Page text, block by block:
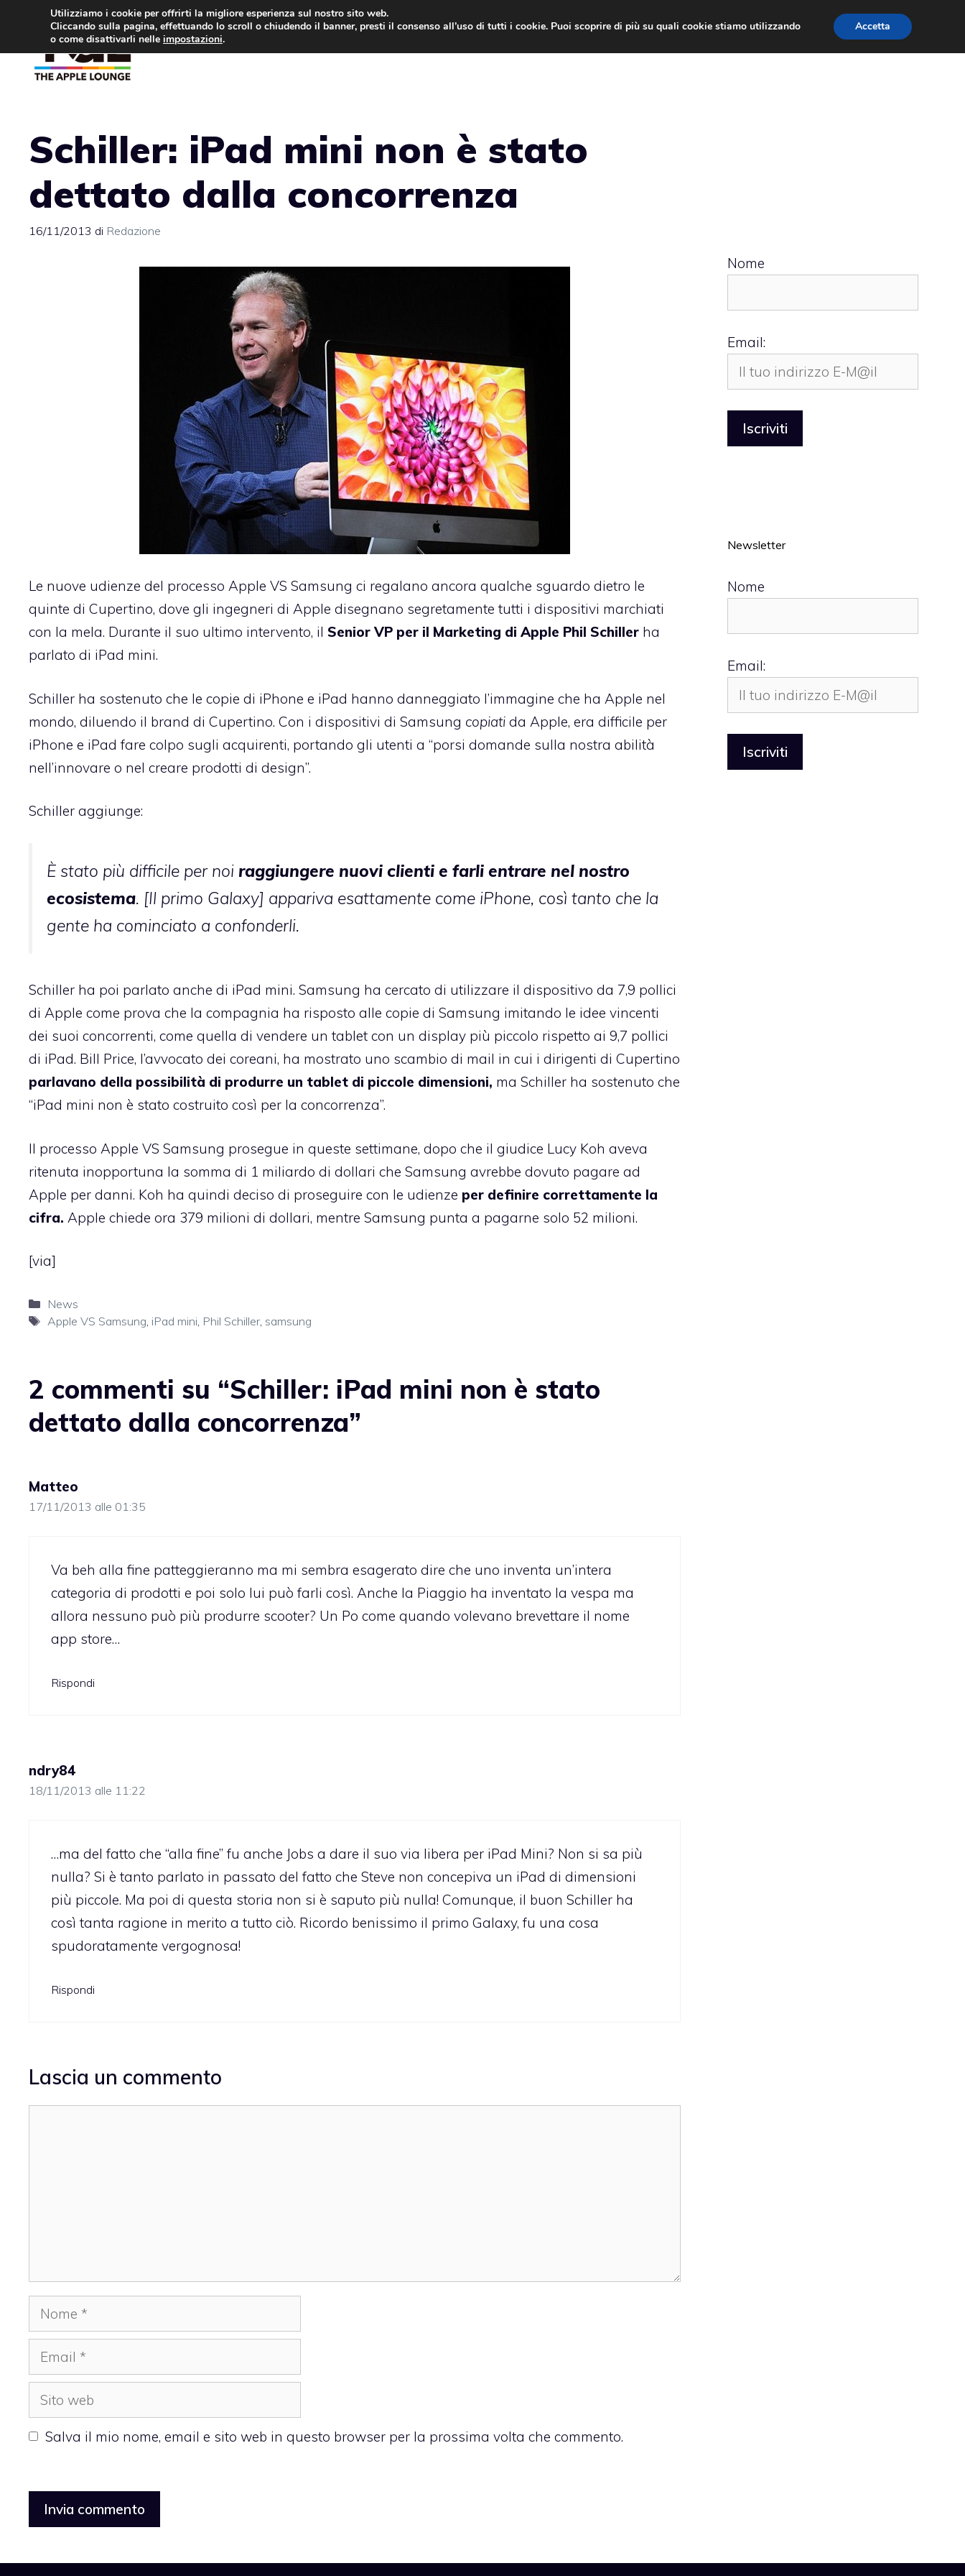
contenuto
Schiller: iPad mini non è stato
dettato dalla concorrenza
16/11/2013 di Redazione
Le nuove udienze del processo Apple VS Samsung ci regalano ancora qualche sguardo dietro le
quinte di Cupertino, dove gli ingegneri di Apple disegnano segretamente tutti i dispositivi marchiati
con la mela. Durante il suo ultimo intervento, il Senior VP per il Marketing di Apple Phil Schiller ha
parlato di iPad mini.
Schiller ha sostenuto che le copie di iPhone e iPad hanno danneggiato l’immagine che ha Apple nel
mondo, diluendo il brand di Cupertino. Con i dispositivi di Samsung copiati da Apple, era difficile per
iPhone e iPad fare colpo sugli acquirenti, portando gli utenti a “porsi domande sulla nostra abilità
nell’innovare o nel creare prodotti di design”.
Schiller aggiunge:
È stato più difficile per noi raggiungere nuovi clienti e farli entrare nel nostro
ecosistema. [Il primo Galaxy] appariva esattamente come iPhone, così tanto che la
gente ha cominciato a confonderli.
Schiller ha poi parlato anche di iPad mini. Samsung ha cercato di utilizzare il dispositivo da 7,9 pollici
di Apple come prova che la compagnia ha risposto alle copie di Samsung imitando le idee vincenti
dei suoi concorrenti, come quella di vendere un tablet con un display più piccolo rispetto ai 9,7 pollici
di iPad. Bill Price, l’avvocato dei coreani, ha mostrato uno scambio di mail in cui i dirigenti di Cupertino
parlavano della possibilità di produrre un tablet di piccole dimensioni, ma Schiller ha sostenuto che
“iPad mini non è stato costruito così per la concorrenza”.
Il processo Apple VS Samsung prosegue in queste settimane, dopo che il giudice Lucy Koh aveva
ritenuta inopportuna la somma di 1 miliardo di dollari che Samsung avrebbe dovuto pagare ad
Apple per danni. Koh ha quindi deciso di proseguire con le udienze per definire correttamente la
cifra. Apple chiede ora 379 milioni di dollari, mentre Samsung punta a pagarne solo 52 milioni.
[via]
Categorie
News
Tag
Apple VS Samsung, iPad mini, Phil Schiller, samsung
2 commenti su “Schiller: iPad mini non è stato
dettato dalla concorrenza”
Matteo
17/11/2013 alle 01:35
Va beh alla fine patteggieranno ma mi sembra esagerato dire che uno inventa un’intera
categoria di prodotti e poi solo lui può farli così. Anche la Piaggio ha inventato la vespa ma
allora nessuno può più produrre scooter? Un Po come quando volevano brevettare il nome
app store…
Rispondi
ndry84
18/11/2013 alle 11:22
…ma del fatto che “alla fine” fu anche Jobs a dare il suo via libera per iPad Mini? Non si sa più
nulla? Si è tanto parlato in passato del fatto che Steve non concepiva un iPad di dimensioni
più piccole. Ma poi di questa storia non si è saputo più nulla! Comunque, il buon Schiller ha
così tanta ragione in merito a tutto ciò. Ricordo benissimo il primo Galaxy, fu una cosa
spudoratamente vergognosa!
Rispondi
Lascia un commento
Nome
Email
Sito
web
Salva il mio nome, email e sito web in questo browser per la prossima volta che commento.
Nome
Email:
Newsletter
Nome
Email:
Utilizziamo i cookie per offrirti la migliore esperienza sul nostro sito web.
Cliccando sulla pagina, effettuando lo scroll o chiudendo il banner, presti il consenso all’uso di tutti i cookie. Puoi scoprire di più su quali cookie stiamo utilizzando
o come disattivarli nelle impostazioni.
Accetta